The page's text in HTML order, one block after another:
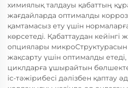
химиялық талдауы қабаттың
жағдайларда оптималды
қамтамасыз ету үшін
көрсетеді. Қабаттаудан
опциялары микроСтруктурасын
жақсарту үшін оптималды
циклдарға ұшырайтын
іс-тәжірибесі дәлізбен қаптау